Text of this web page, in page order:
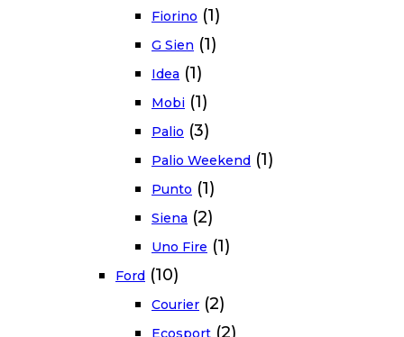
Fiorino (1)
G Sien (1)
Idea (1)
Mobi (1)
Palio (3)
Palio Weekend (1)
Punto (1)
Siena (2)
Uno Fire (1)
Ford (10)
Courier (2)
Ecosport (2)